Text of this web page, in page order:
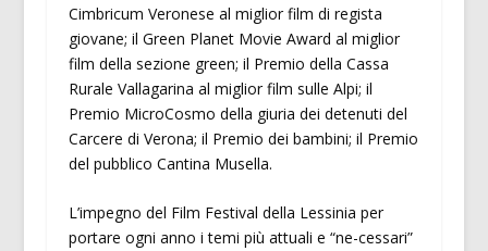
Cimbricum Veronese al miglior film di regista
giovane; il Green Planet Movie Award al miglior
film della sezione green; il Premio della Cassa
Rurale Vallagarina al miglior film sulle Alpi; il
Premio MicroCosmo della giuria dei detenuti del
Carcere di Verona; il Premio dei bambini; il Premio
del pubblico Cantina Musella.
L’impegno del Film Festival della Lessinia per
portare ogni anno i temi più attuali e “ne-cessari”